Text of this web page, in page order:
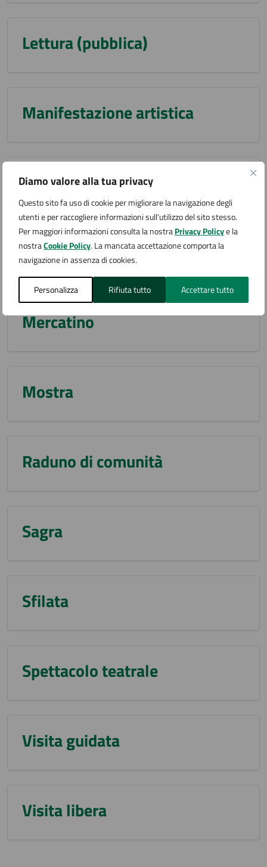
Diamo valore alla tua privacy
Questo sito fa uso di cookie per migliorare la navigazione degli
utenti e per raccogliere informazioni sull'utilizzo del sito stesso.
Per maggiori informazioni consulta la nostraPrivacy Policye la
nostraCookie Policy. La mancata accettazione comporta la
navigazione in assenza di cookies.
Personalizza Rifiuta tutto Accettare tutto
Lettura (pubblica)
Manifestazione artistica
Manifestazione musicale
Manifestazione sportiva
Mercatino
Mostra
Raduno di comunità
Sagra
Sfilata
Spettacolo teatrale
Visita guidata
Visita libera